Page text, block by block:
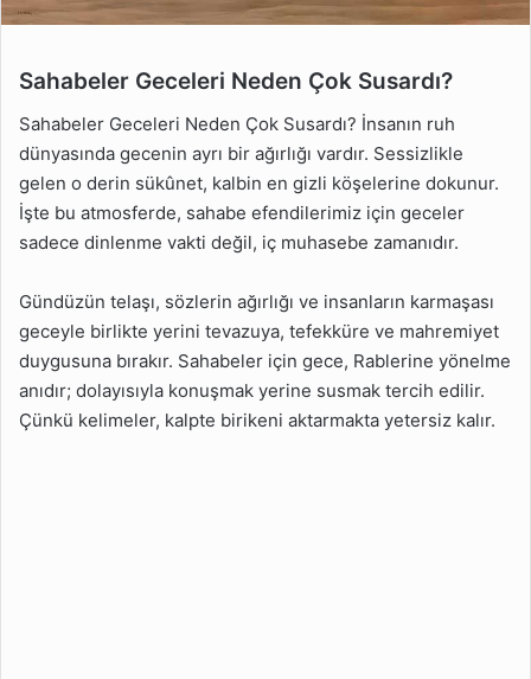
Sahabeler Geceleri
Sahabeler Geceleri
Neden Az Konuşurdu?
Gece Suskunluğu Neyi
Temsil Ederdi?
Ne Anlama Gelirdi?
Sahabe İçin Suskunluk
Alışkanlık mıydı?
Susarak İbadet Edilir mi?
Sahabeler Geceleri Neden Çok Susardı?
Sahabeler Geceleri Neden Çok Susardı? İnsanın ruh
dünyasında gecenin ayrı bir ağırlığı vardır. Sessizlikle
gelen o derin sükûnet, kalbin en gizli köşelerine dokunur.
İşte bu atmosferde, sahabe efendilerimiz için geceler
sadece dinlenme vakti değil, iç muhasebe zamanıdır.
Gündüzün telaşı, sözlerin ağırlığı ve insanların karmaşası
geceyle birlikte yerini tevazuya, tefekküre ve mahremiyet
duygusuna bırakır. Sahabeler için gece, Rablerine yönelme
anıdır; dolayısıyla konuşmak yerine susmak tercih edilir.
Çünkü kelimeler, kalpte birikeni aktarmakta yetersiz kalır.